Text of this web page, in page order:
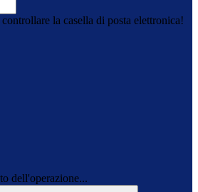
la casella di posta elettronica!
dell'operazione...